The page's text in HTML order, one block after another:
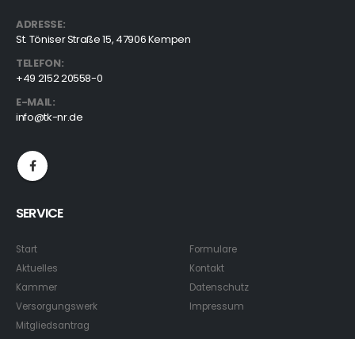
ADRESSE:
St. Töniser Straße 15, 47906 Kempen
TELEFON:
+49 2152 20558-0
E-MAIL:
info@tk-nr.de
SERVICE
Start
Aktuelles
Kammer
Versorgungswerk
Mitgliedsantrag
Formulare
Kontakt
Datenschutz
Impressum